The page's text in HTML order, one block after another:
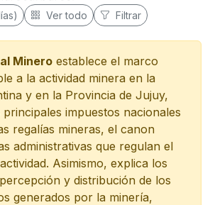
Ver todo Filtrar
Minero establece el marco
a la actividad minera en la
y en la Provincia de Jujuy,
impuestos nacionales
regalías mineras, el canon
administrativas que regulan el
Asimismo, explica los
y distribución de los
generados por la minería,